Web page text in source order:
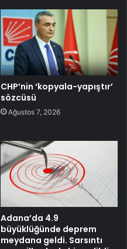
CHP’nin ‘kopyala-yapıştır’
sözcüsü
Ağustos 7, 2026
Adana’da 4.9
büyüklüğünde deprem
meydana geldi. Sarsıntı